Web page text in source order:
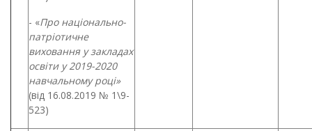
- «Про національно-
патріотичне
виховання у закладах
освіти у 2019-2020
навчальному році»
(від 16.08.2019 № 1\9-
523)